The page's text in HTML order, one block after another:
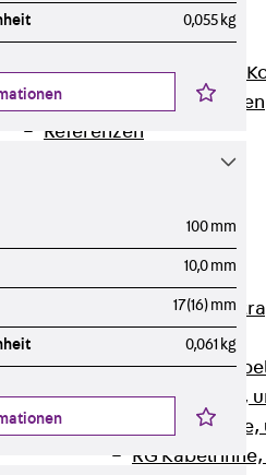
Zurück Services
Beratung, Planung,
Individuelle Lösungen
Referenzen
Zurück Produkte
Kabeltragsysteme
Zurück
Kabelrinnen
Zurück
R Kabelrinne,
RS
RG
0,055 kg
100 mm
10,0 mm
17(16) mm
0,061 kg